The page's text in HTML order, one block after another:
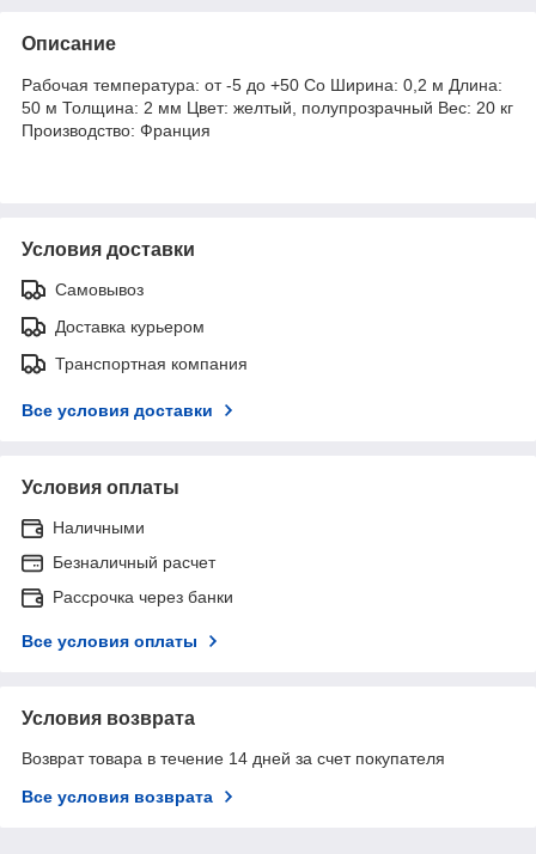
Описание
Рабочая температура: от -5 до +50 Co Ширина: 0,2 м Длина:
50 м Толщина: 2 мм Цвет: желтый, полупрозрачный Вес: 20 кг
Производство: Франция
Условия доставки
Самовывоз
Доставка курьером
Транспортная компания
Все условия доставки
Условия оплаты
Наличными
Безналичный расчет
Рассрочка через банки
Все условия оплаты
Условия возврата
Возврат товара в течение 14 дней за счет покупателя
Все условия возврата